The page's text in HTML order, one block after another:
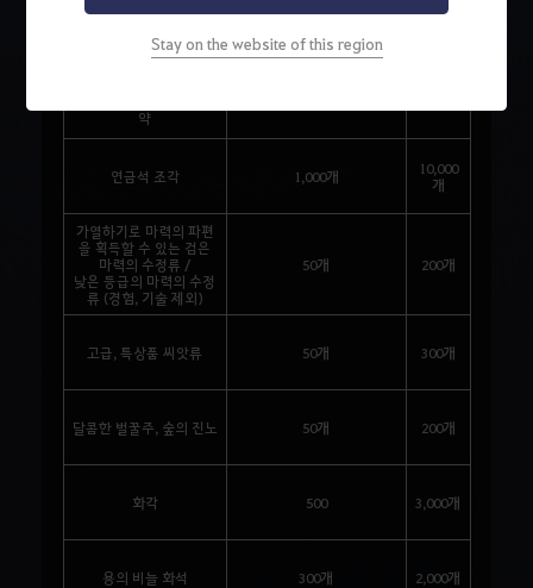
Stay on the website of this region
일렁이는 바람의 조각, 요
동치는 대지의 조각
(판매 대기가 500개 이상인
능)
1,000개
약
연금석 조각 1,000개
10,000
개
가열하기로 마력의 파편
을 획득할 수 있는 검은
마력의 수정류 /
낮은 등급의 마력의 수정
류 (경험, 기술 제외)
50개 200개
고급, 특상품 씨앗류 50개 300개
달콤한 벌꿀주, 숲의 진노 50개 200개
화각 500 3,000개
용의 비늘 화석 300개 2,000개